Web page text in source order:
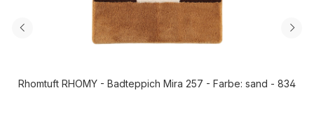
Rhomtuft RHOMY - Badteppich Mira 257 - Farbe: sand - 834